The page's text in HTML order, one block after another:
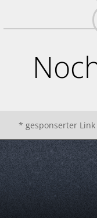
* gesponserter Link